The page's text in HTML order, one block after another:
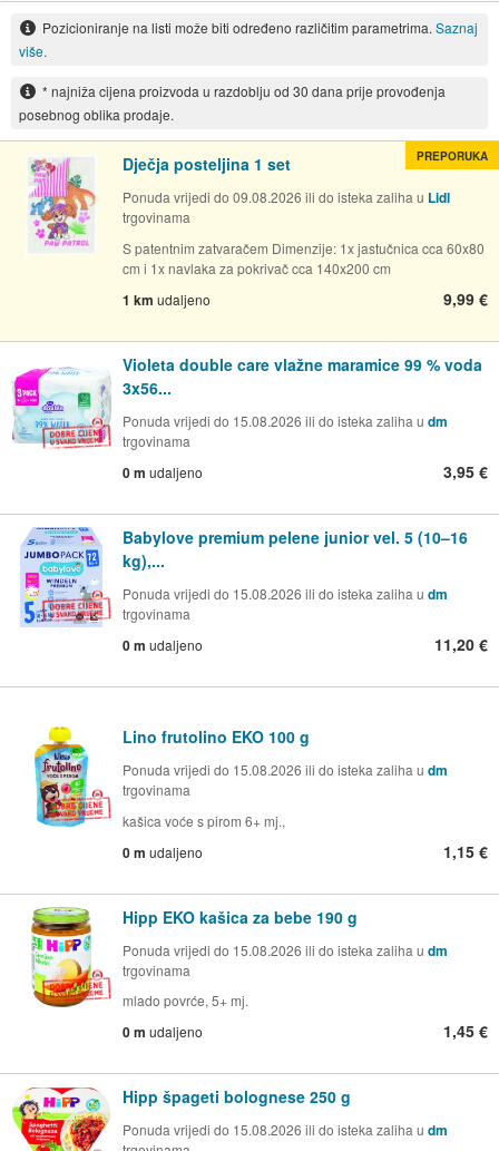
Pozicioniranje na listi može biti određeno različitim parametrima. Saznaj
više.
* najniža cijena proizvoda u razdoblju od 30 dana prije provođenja
posebnog oblika prodaje.
Dječja posteljina 1 set
Ponuda vrijedi do 09.08.2026 ili do isteka zaliha u Lidl
trgovinama
S patentnim zatvaračem Dimenzije: 1x jastučnica cca 60x80
cm i 1x navlaka za pokrivač cca 140x200 cm
1 km udaljeno 9,99 €
PREPORUKA
Violeta double care vlažne maramice 99 % voda
3x56...
Ponuda vrijedi do 15.08.2026 ili do isteka zaliha u dm
trgovinama
0 m udaljeno 3,95 €
Babylove premium pelene junior vel. 5 (10–16
kg),...
Ponuda vrijedi do 15.08.2026 ili do isteka zaliha u dm
trgovinama
0 m udaljeno 11,20 €
Lino frutolino EKO 100 g
Ponuda vrijedi do 15.08.2026 ili do isteka zaliha u dm
trgovinama
kašica voće s pirom 6+ mj.,
0 m udaljeno 1,15 €
Hipp EKO kašica za bebe 190 g
Ponuda vrijedi do 15.08.2026 ili do isteka zaliha u dm
trgovinama
mlado povrće, 5+ mj.
0 m udaljeno 1,45 €
Hipp špageti bolognese 250 g
Ponuda vrijedi do 15.08.2026 ili do isteka zaliha u dm